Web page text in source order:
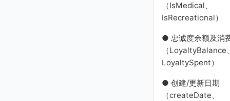
（IsMedical、
IsRecreational）
● 忠诚度余额及消
（LoyaltyBalance
LoyaltySpent）
● 创建/更新日期
（createDate、